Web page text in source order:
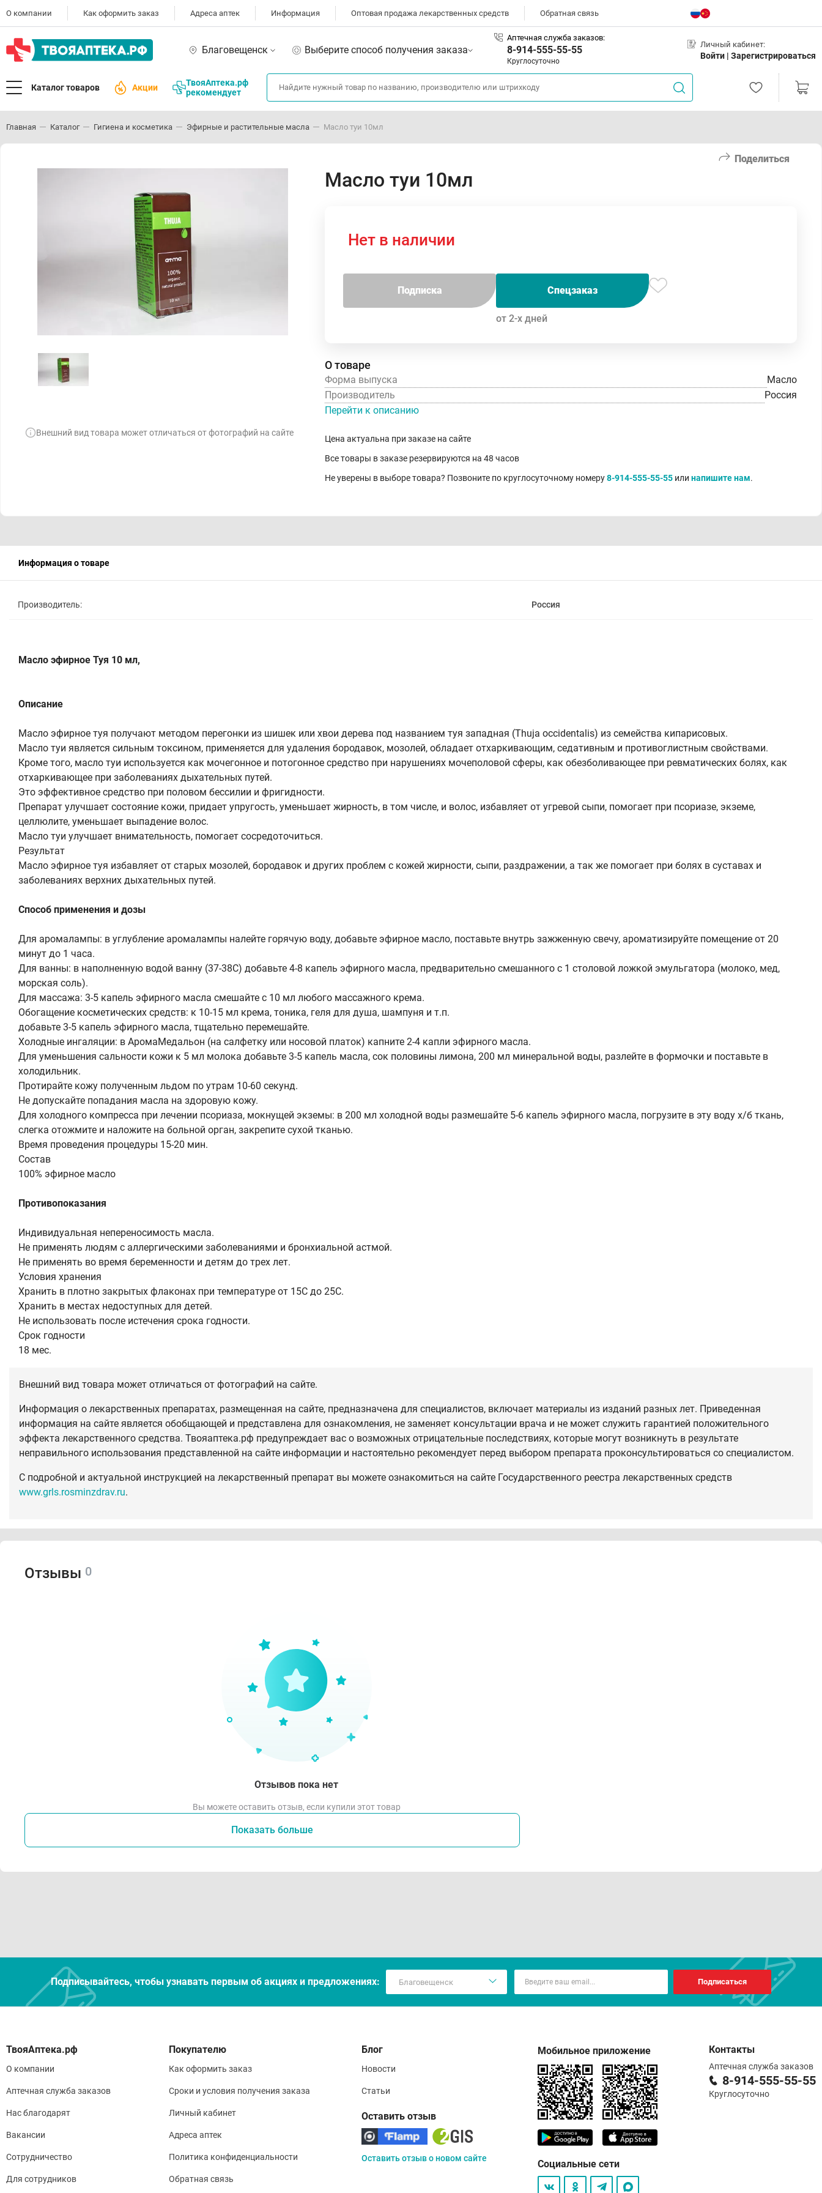
О компании Как оформить заказ Адреса аптек Информация Оптовая продажа лекарственных средств Обратная связь
Благовещенск Выберите способ получения заказа
Аптечная служба заказов:
8-914-555-55-55
Круглосуточно
Личный кабинет:
Войти | Зарегистрироваться
Каталог товаров Акции
ТвояАптека.рф
рекомендует
Главная Каталог Гигиена и косметика Эфирные и растительные масла Масло туи 10мл
Поделиться
Внешний вид товара может отличаться от фотографий на сайте
Масло туи 10мл
Нет в наличии
Подписка Спецзаказ
от 2-х дней
О товаре
Форма выпуска
Масло
Производитель
Россия
Перейти к описанию
Цена актуальна при заказе на сайте
Все товары в заказе резервируются на 48 часов
Не уверены в выборе товара? Позвоните по круглосуточному номеру8-914-555-55-55 или напишите нам.
Информация о товаре
Производитель: Россия
Масло эфирное Туя 10 мл,
Описание
Масло эфирное туя получают методом перегонки из шишек или хвои дерева под названием туя западная (Thuja occidentalis) из семейства кипарисовых.
Масло туи является сильным токсином, применяется для удаления бородавок, мозолей, обладает отхаркивающим, седативным и противоглистным свойствами.
Кроме того, масло туи используется как мочегонное и потогонное средство при нарушениях мочеполовой сферы, как обезболивающее при ревматических болях, как
отхаркивающее при заболеваниях дыхательных путей.
Это эффективное средство при половом бессилии и фригидности.
Препарат улучшает состояние кожи, придает упругость, уменьшает жирность, в том числе, и волос, избавляет от угревой сыпи, помогает при псориазе, экземе,
целлюлите, уменьшает выпадение волос.
Масло туи улучшает внимательность, помогает сосредоточиться.
Результат
Масло эфирное туя избавляет от старых мозолей, бородавок и других проблем с кожей жирности, сыпи, раздражении, а так же помогает при болях в суставах и
заболеваниях верхних дыхательных путей.
Способ применения и дозы
Для аромалампы: в углубление аромалампы налейте горячую воду, добавьте эфирное масло, поставьте внутрь зажженную свечу, ароматизируйте помещение от 20
минут до 1 часа.
Для ванны: в наполненную водой ванну (37-38С) добавьте 4-8 капель эфирного масла, предварительно смешанного с 1 столовой ложкой эмульгатора (молоко, мед,
морская соль).
Для массажа: 3-5 капель эфирного масла смешайте с 10 мл любого массажного крема.
Обогащение косметических средств: к 10-15 мл крема, тоника, геля для душа, шампуня и т.п.
добавьте 3-5 капель эфирного масла, тщательно перемешайте.
Холодные ингаляции: в АромаМедальон (на салфетку или носовой платок) капните 2-4 капли эфирного масла.
Для уменьшения сальности кожи к 5 мл молока добавьте 3-5 капель масла, сок половины лимона, 200 мл минеральной воды, разлейте в формочки и поставьте в
холодильник.
Протирайте кожу полученным льдом по утрам 10-60 секунд.
Не допускайте попадания масла на здоровую кожу.
Для холодного компресса при лечении псориаза, мокнущей экземы: в 200 мл холодной воды размешайте 5-6 капель эфирного масла, погрузите в эту воду х/б ткань,
слегка отожмите и наложите на больной орган, закрепите сухой тканью.
Время проведения процедуры 15-20 мин.
Состав
100% эфирное масло
Противопоказания
Индивидуальная непереносимость масла.
Не применять людям с аллергическими заболеваниями и бронхиальной астмой.
Не применять во время беременности и детям до трех лет.
Условия хранения
Хранить в плотно закрытых флаконах при температуре от 15С до 25C.
Хранить в местах недоступных для детей.
Не использовать после истечения срока годности.
Срок годности
18 мес.
Внешний вид товара может отличаться от фотографий на сайте.
Информация о лекарственных препаратах, размещенная на сайте, предназначена для специалистов, включает материалы из изданий разных лет. Приведенная
информация на сайте является обобщающей и представлена для ознакомления, не заменяет консультации врача и не может служить гарантией положительного
эффекта лекарственного средства. Твояаптека.рф предупреждает вас о возможных отрицательные последствиях, которые могут возникнуть в результате
неправильного использования представленной на сайте информации и настоятельно рекомендует перед выбором препарата проконсультироваться со специалистом.
С подробной и актуальной инструкцией на лекарственный препарат вы можете ознакомиться на сайте Государственного реестра лекарственных средств
www.grls.rosminzdrav.ru.
Отзывы 0
Отзывов пока нет
Вы можете оставить отзыв, если купили этот товар
Показать больше
Подписывайтесь, чтобы узнавать первым об акцияx и предложениях: Подписаться
О компании
Аптечная служба заказов
Нас благодарят
Вакансии
Сотрудничество
Для сотрудников
Покупателю
Как оформить заказ
Сроки и условия получения заказа
Личный кабинет
Адреса аптек
Политика конфиденциальности
Обратная связь
Блог
Новости
Статьи
Оставить отзыв
Оставить отзыв о новом сайте
Мобильное приложение
Социальные сети
Контакты
Аптечная служба заказов
8-914-555-55-55
Круглосуточно